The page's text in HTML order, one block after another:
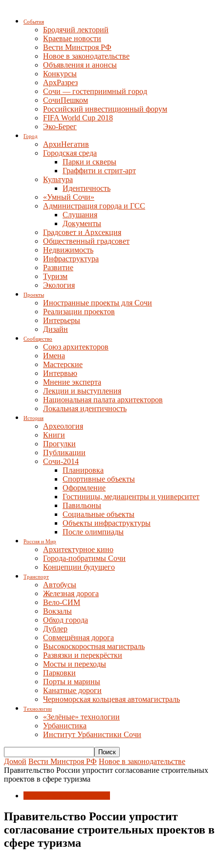
События
Бродячий лекторий
Краевые новости
Вести Минстроя РФ
Новое в законодательстве
Объявления и анонсы
Конкурсы
АрхРазрез
Сочи — гостеприимный город
СочиПешком
Российский инвестиционный форум
FIFA World Cup 2018
Эко-Берег
Город
АрхиНегатив
Городская среда
Парки и скверы
Граффити и стрит-арт
Культура
Идентичность
«Умный Сочи»
Администрация города и ГСС
Слушания
Документы
Градсовет и Архсекция
Общественный градсовет
Недвижимость
Инфраструктура
Развитие
Туризм
Экология
Проекты
Иностранные проекты для Сочи
Реализации проектов
Интерьеры
Дизайн
Сообщество
Союз архитекторов
Имена
Мастерские
Интервью
Мнение эксперта
Лекции и выступления
Национальная палата архитекторов
Локальная идентичность
История
Археология
Книги
Прогулки
Публикации
Сочи-2014
Планировка
Спортивные объекты
Оформление
Гостиницы, медиацентры и университет
Павильоны
Социальные объекты
Объекты инфраструктуры
После олимпиады
Россия и Мир
Архитектурное кино
Города-побратимы Сочи
Концепции будущего
Транспорт
Автобусы
Железная дорога
Вело-СИМ
Вокзалы
Обход города
Дублер
Совмещённая дорога
Высокоскоростная магистраль
Развязки и перекрёстки
Мосты и переходы
Парковки
Порты и марины
Канатные дороги
Черноморская кольцевая автомагистраль
Технологии
«Зелёные» технологии
Урбанистика
Институт Урбанистики Сочи
Домой Вести Минстроя РФ Новое в законодательстве
Правительство России упростит согласование строительных
проектов в сфере туризма
Правительство России упростит
согласование строительных проектов в
сфере туризма